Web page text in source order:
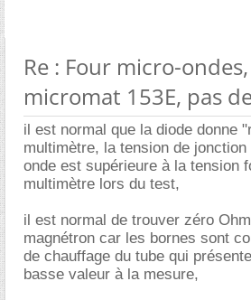
Re : Four micro-ondes,
micromat 153E, pas
il est normal que la diode donne
multimètre, la tension de
onde est supérieure à la tension
multimètre lors du test,
il est normal de trouver zéro
magnétron car les bornes sont
de chauffage du tube qui
basse valeur à la mesure,